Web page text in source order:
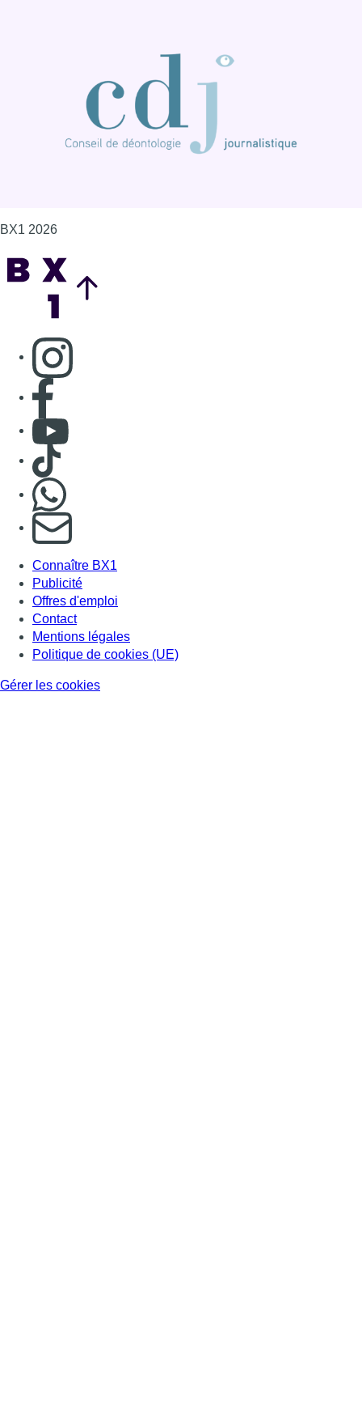
BX1 2026
Consulter page Instagram
Consulter page Facebook
Consulter Youtube
Consulter TikTok
S'abonner à notre newsletter
Connaître BX1
Publicité
Offres d'emploi
Contact
Mentions légales
Politique de cookies (UE)
Gérer les cookies